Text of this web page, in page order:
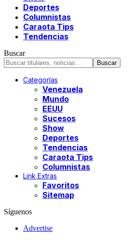
Deportes
Columnistas
Caraota Tips
Tendencias
Buscar
Categorías
Venezuela
Mundo
EEUU
Sucesos
Show
Deportes
Tendencias
Caraota Tips
Columnistas
Link Extras
Favoritos
Sitemap
Síguenos
Advertise